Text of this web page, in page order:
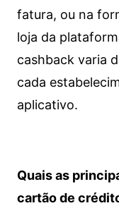
fatura, ou na
loja da
cashback varia
cada
aplicativo.
Quais as
cartão de